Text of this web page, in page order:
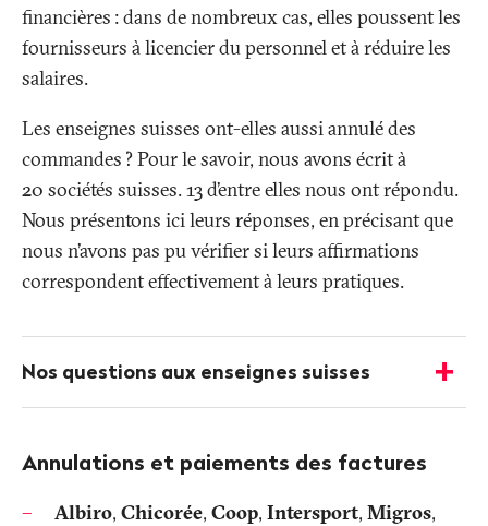
financières : dans de nombreux cas, elles poussent les
fournisseurs à licencier du personnel et à réduire les
salaires.
Les enseignes suisses ont-elles aussi annulé des
commandes ? Pour le savoir, nous avons écrit à
20 sociétés suisses. 13 d’entre elles nous ont répondu.
Nous présentons ici leurs réponses, en précisant que
nous n’avons pas pu vérifier si leurs affirmations
correspondent effectivement à leurs pratiques.
d'informations
Nos questions aux enseignes suisses
-
Afficher
Annulations et paiements des factures
Albiro, Chicorée, Coop, Intersport, Migros,